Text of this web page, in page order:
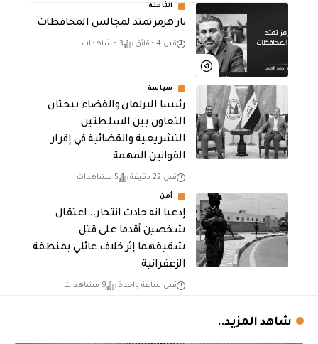
الثامنة
نار هرمز تمتد لمجالس المحافظات
قبل 4 دقائق 3 مشاهدات
سياسة
رئيسا البرلمان والقضاء يبحثان
التعاون بين السلطتين
التشريعية والقضائية في إقرار
القوانين المهمة
قبل 22 دقيقة 5 مشاهدات
أمن
إدعيا انه حادث انتحار.. اعتقال
شخصين أقدما على قتل
شقيقهما إثر خلاف عائلي بمنطقة
الزعفرانية
قبل ساعة واحدة 9 مشاهدات
شاهد المزيد..